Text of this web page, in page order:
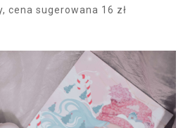
cena sugerowana 16 zł